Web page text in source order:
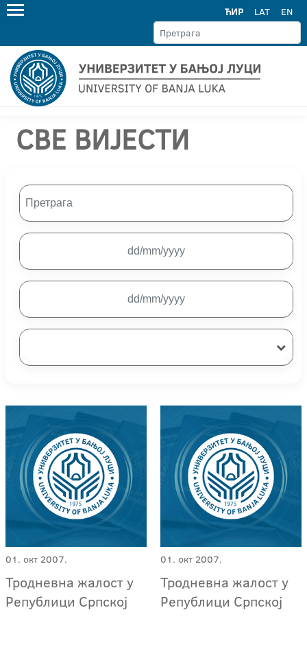
ЋИР LAT EN
СВЕ ВИЈЕСТИ
01. окт 2007.
Тродневна жалост у
Републици Српској
01. окт 2007.
Тродневна жалост у
Републици Српској